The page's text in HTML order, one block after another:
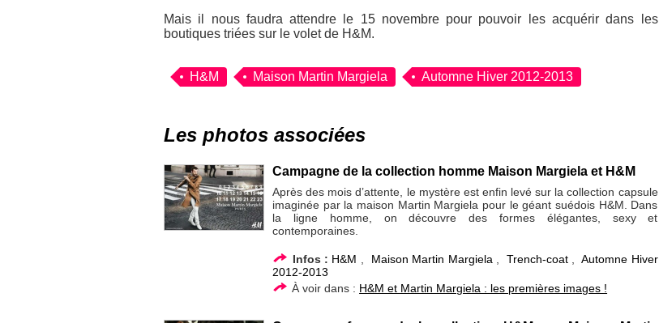
Mais il nous faudra attendre le 15 novembre pour pouvoir les acquérir dans les
boutiques triées sur le volet de H&M.
H&M Maison Martin Margiela Automne Hiver 2012-2013
Les photos associées
Campagne de la collection homme Maison Margiela et H&M
Après des mois d’attente, le mystère est enfin levé sur la collection capsule
imaginée par la maison Martin Margiela pour le géant suédois H&M. Dans
la ligne homme, on découvre des formes élégantes, sexy et
contemporaines.
Infos : H&M Maison Martin Margiela Trench-coat,Automne Hiver
2012-2013
À voir dans : H&M et Martin Margiela : les premières images !